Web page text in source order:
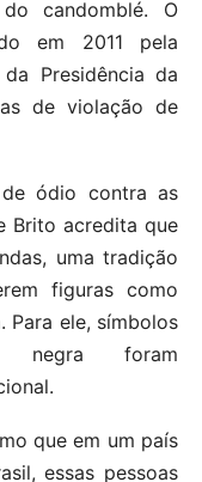
candomblé. O
em 2011 pela
Presidência da
de violação de
de ódio contra as
Brito acredita que
uma tradição
figuras como
Para ele, símbolos
negra foram
que em um país
essas pessoas